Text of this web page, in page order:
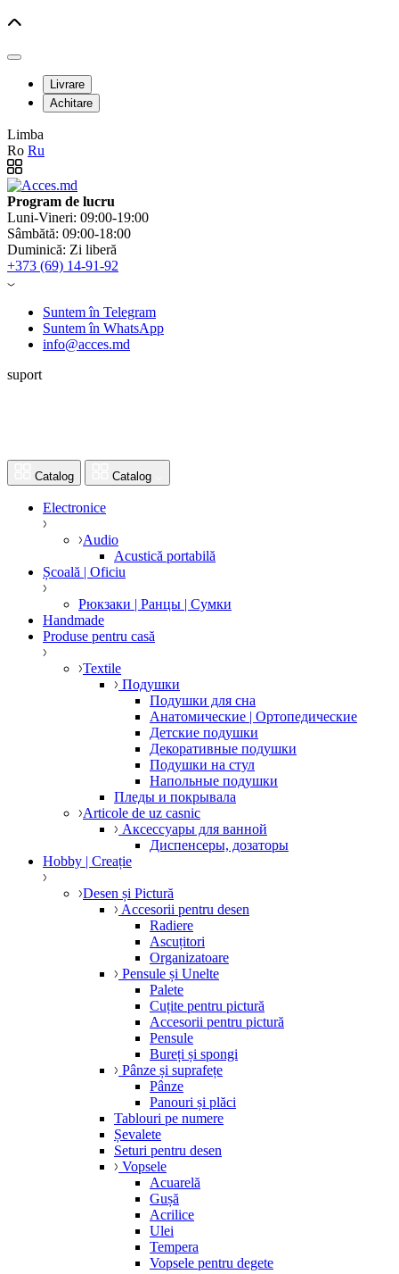
Livrare
Achitare
Limba
Ro Ru
Program de lucru
Luni-Vineri: 09:00-19:00
Sâmbătă: 09:00-18:00
Duminică: Zi liberă
+373 (69) 14-91-92
Suntem în Telegram
Suntem în WhatsApp
info@acces.md
suport
Catalog Catalog
Electronice
Audio
Acustică portabilă
Școală | Oficiu
Рюкзаки | Ранцы | Сумки
Handmade
Produse pentru casă
Textile
Подушки
Подушки для сна
Анатомические | Ортопедические
Детские подушки
Декоративные подушки
Подушки на стул
Напольные подушки
Пледы и покрывала
Articole de uz casnic
Аксессуары для ванной
Диспенсеры, дозаторы
Hobby | Creație
Desen și Pictură
Accesorii pentru desen
Radiere
Ascuțitori
Organizatoare
Pensule și Unelte
Palete
Cuțite pentru pictură
Accesorii pentru pictură
Pensule
Bureți și spongi
Pânze și suprafețe
Pânze
Panouri și plăci
Tablouri pe numere
Șevalete
Seturi pentru desen
Vopsele
Acuarelă
Gușă
Acrilice
Ulei
Tempera
Vopsele pentru degete